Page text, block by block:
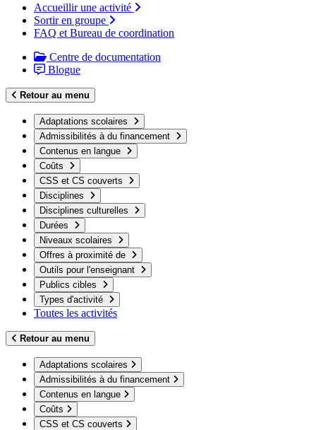
Accueillir une activité
Sortir en groupe
FAQ et Bureau de coordination
Centre de documentation
Blogue
Retour au menu
Adaptations scolaires
Admissibilités à du financement
Contenus en langue
Coûts
CSS et CS couverts
Disciplines
Disciplines culturelles
Durées
Niveaux scolaires
Offres à proximité de
Outils pour l'enseignant
Publics cibles
Types d'activité
Toutes les activités
Retour au menu
Adaptations scolaires
Admissibilités à du financement
Contenus en langue
Coûts
CSS et CS couverts